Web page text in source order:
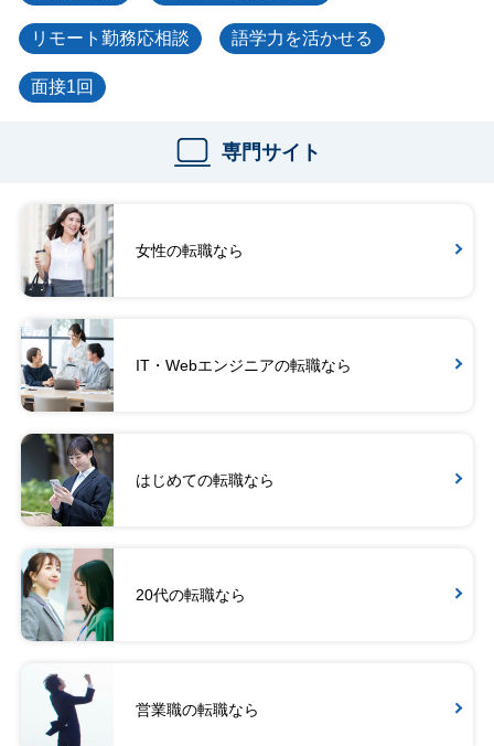
リモート勤務応相談 語学力を活かせる
面接1回
専門サイト
女性の転職なら
IT・Webエンジニアの転職なら
はじめての転職なら
20代の転職なら
営業職の転職なら